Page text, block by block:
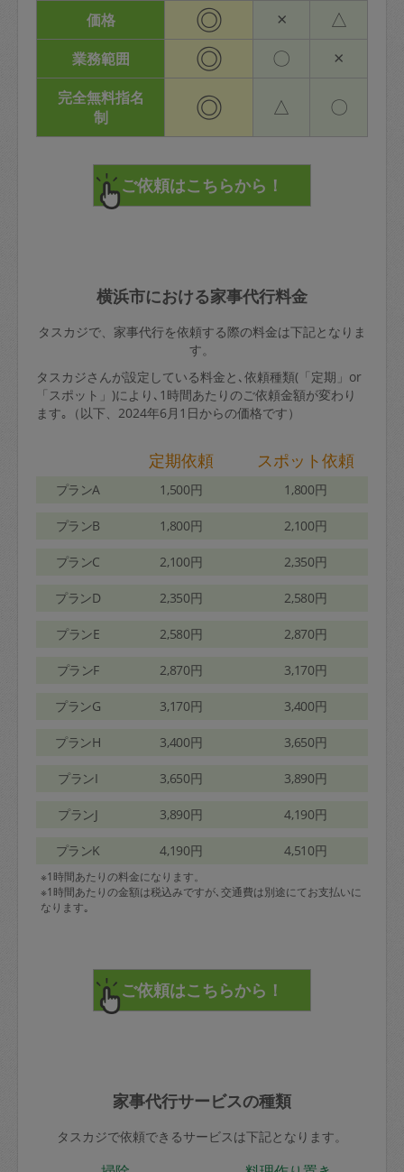
価格
◎ × △
業務範囲 ◎ 〇 ×
完全無料指名
制
◎ △ 〇
横浜市における家事代行料金
タスカジで、家事代行を依頼する際の料金は下記となりま
す。
タスカジさんが設定している料金と､依頼種類(「定期」or
「スポット」)により､1時間あたりのご依頼金額が変わり
ます｡（以下、2024年6月1日からの価格です）
定期依頼 スポット依頼
プランA 1,500円 1,800円
プランB 1,800円 2,100円
プランC 2,100円 2,350円
プランD 2,350円 2,580円
プランE 2,580円 2,870円
プランF 2,870円 3,170円
プランG 3,170円 3,400円
プランH 3,400円 3,650円
プランI 3,650円 3,890円
プランJ 3,890円 4,190円
プランK 4,190円 4,510円
※1時間あたりの料金になります。
※1時間あたりの金額は税込みですが､交通費は別途にてお支払いに
なります｡
家事代行サービスの種類
タスカジで依頼できるサービスは下記となります。